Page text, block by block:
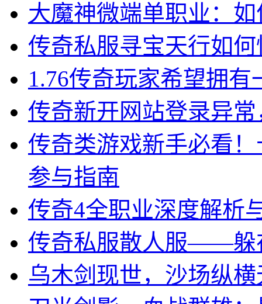
大魔神微端单职业：
传奇私服寻宝天行如
1.76传奇玩家希望拥
传奇新开网站登录异
传奇类游戏新手必看
参与指南
传奇4全职业深度解析
传奇私服散人服——躲
乌木剑现世，沙场纵横